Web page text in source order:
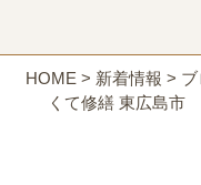
HOME > 新着情報 >
くて修繕 東広島